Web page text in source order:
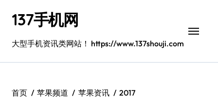
137手机网
大型手机资讯类网站！ https://www.137shouji.com
首页 苹果频道 苹果资讯
2017